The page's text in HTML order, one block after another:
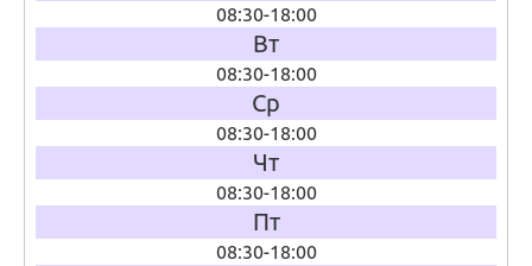
08:30-18:00
Вт
08:30-18:00
Ср
08:30-18:00
Чт
08:30-18:00
Пт
08:30-18:00